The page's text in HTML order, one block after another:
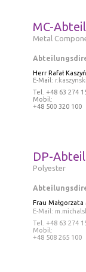
MC-
Metal
Herr Rafał
E-Mail:
Tel . +48 63 274
Mobil:
+48 500 320 100
DP-
Polyester
Frau Małgorzata
E-Mail:
Tel . +48 63 274
Mobil:
+48 508 265 100